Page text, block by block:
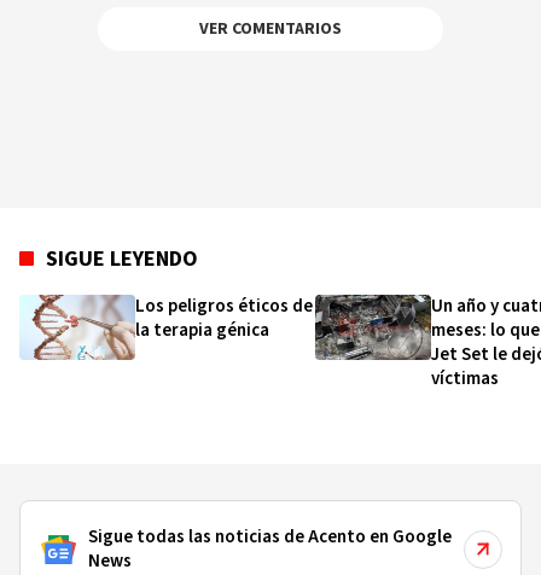
VER COMENTARIOS
SIGUE LEYENDO
Los peligros éticos de
la terapia génica
Un año y
meses: lo
Jet Set le
víctimas
Sigue todas las noticias de Acento en Google
News